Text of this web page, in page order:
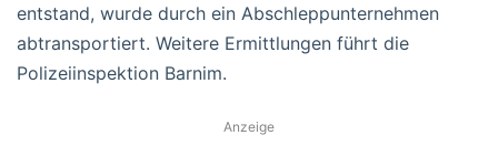
entstand, wurde durch ein Abschleppunternehmen
abtransportiert. Weitere Ermittlungen führt die
Polizeiinspektion Barnim.
Anzeige